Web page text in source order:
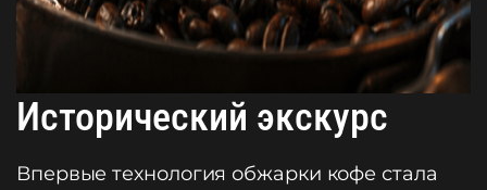
Исторический экскурс
Впервые технология обжарки кофе стала